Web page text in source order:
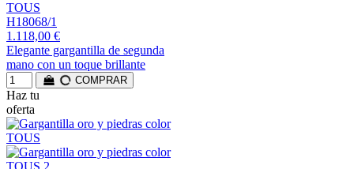
TOUS
H18068/1
1.118,00 €
Elegante gargantilla de segunda
mano con un toque brillante
COMPRAR
Haz tu
oferta